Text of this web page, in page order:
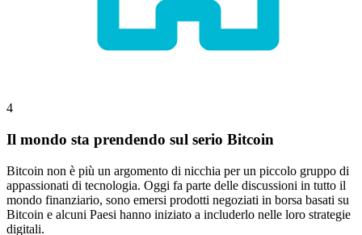
4
Il mondo sta prendendo sul serio Bitcoin
Bitcoin non è più un argomento di nicchia per un piccolo gruppo di
appassionati di tecnologia. Oggi fa parte delle discussioni in tutto il
mondo finanziario, sono emersi prodotti negoziati in borsa basati su
Bitcoin e alcuni Paesi hanno iniziato a includerlo nelle loro strategie
digitali.